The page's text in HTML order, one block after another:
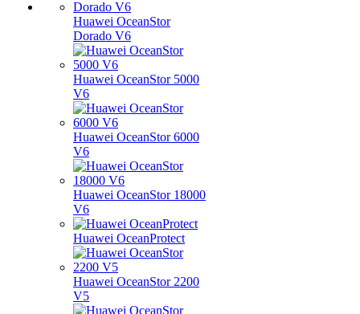
Huawei OceanStor
Dorado V6
Huawei OceanStor 5000
V6
Huawei OceanStor 6000
V6
Huawei OceanStor 18000
V6
Huawei OceanProtect
Huawei OceanStor 2200
V5